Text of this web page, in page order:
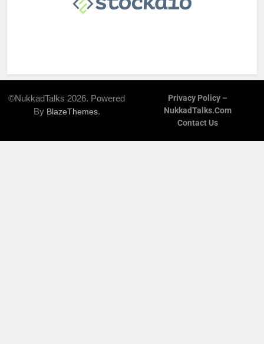
©NukkadTalks 2026. Powered
By BlazeThemes.
Privacy Policy –
NukkadTalks.com
Contact Us